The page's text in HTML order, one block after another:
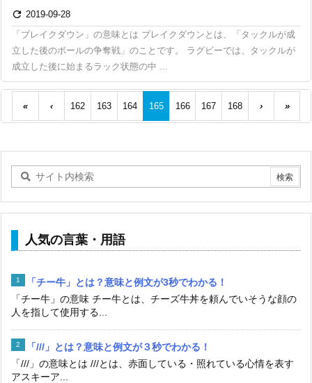
 2019-09-28
「ブレイクダウン」の意味とは ブレイクダウンとは、「タックルが成
立した後のボールの争奪戦」のことです。 ラグビーでは、タックルが
成立した後に始まるラック状態の中 ...
« ‹ 162 163 164 165 166 167 168 › »
人気の言葉・用語
「チー牛」とは？意味と例文が3秒でわかる！
「チー牛」の意味 チー牛とは、チーズ牛丼を頼んでいそうな顔の
人を指して使用する...
「///」とは？意味と例文が３秒でわかる！
「///」の意味とは ///とは、赤面している・照れている心情を表す
アスキーア...